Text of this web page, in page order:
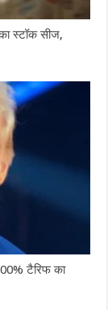
स्टॉक सीज,
टैरिफ का